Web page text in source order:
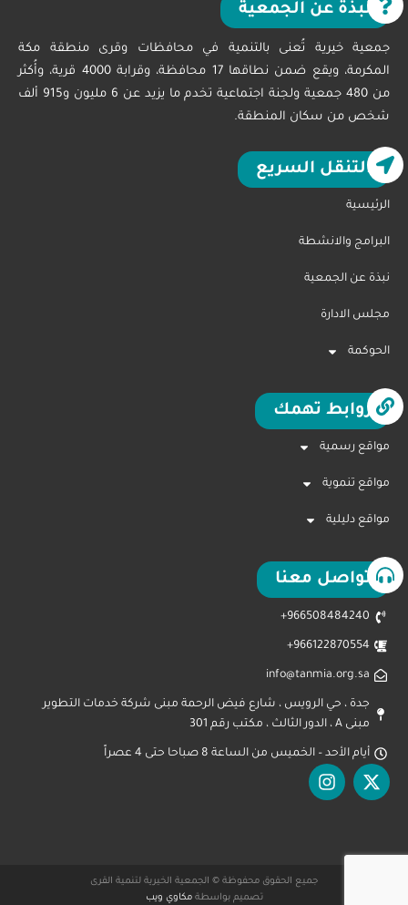
نبذة عن الجمعية
جمعية خيرية تُعنى بالتنمية في محافظات وقرى منطقة مكة
المكرمة، ويقع ضمن نطاقها 17 محافظة، وقرابة 4000 قرية، وأُكثر
من 480 جمعية ولجنة اجتماعية تخدم ما يزيد عن 6 مليون و915 ألف
شخص من سكان المنطقة.
التنقل السريع
الرئيسية
البرامج والانشطة
نبذة عن الجمعية
مجلس الادارة
الحوكمة
روابط تهمك
مواقع رسمية
مواقع تنموية
مواقع دليلية
تواصل معنا
966508484240+
966122870554+
info@tanmia.org.sa
جدة ، حي الرويس ، شارع فيض الرحمة مبنى شركة خدمات التطوير
مبنى A ، الدور الثالث ، مكتب رقم 301
أيام الأحد – الخميس من الساعة 8 صباحا حتى 4 عصراً
جميع الحقوق محفوظة © الجمعية الخيرية لتنمية القرى
تصميم بواسطةمكاوي ويب